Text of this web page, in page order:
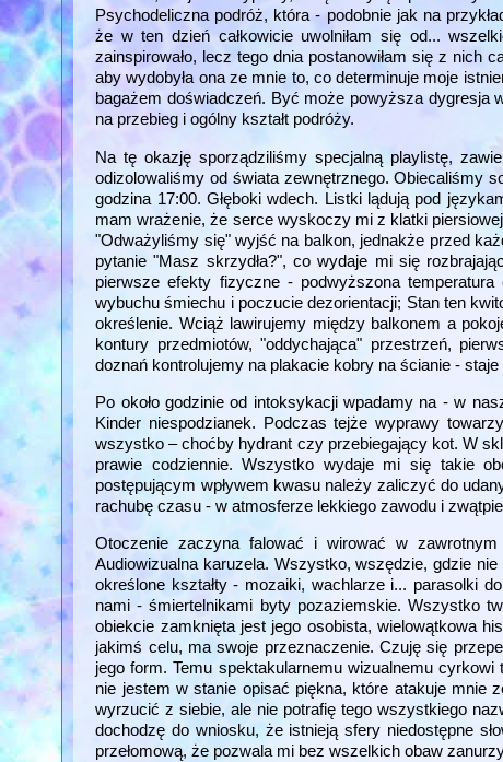
Psychodeliczna podróż, która - podobnie jak na
że w ten dzień całkowicie uwolniłam się od...
zainspirowało, lecz tego dnia postanowiłam się z nich
aby wydobyła ona ze mnie to, co determinuje moje
bagażem doświadczeń. Być może powyższa dygresja
na przebieg i ogólny kształt podróży.
Na tę okazję sporządziliśmy specjalną playlistę,
odizolowaliśmy od świata zewnętrznego. Obiecaliśmy
godzina 17:00. Głęboki wdech. Listki lądują pod
mam wrażenie, że serce wyskoczy mi z klatki
"Odważyliśmy się" wyjść na balkon, jednakże przed
pytanie "Masz skrzydła?", co wydaje mi się
pierwsze efekty fizyczne - podwyższona
wybuchu śmiechu i poczucie dezorientacji; Stan ten
określenie. Wciąż lawirujemy między balkonem a
kontury przedmiotów, "oddychająca" przestrzeń,
doznań kontrolujemy na plakacie kobry na ścianie -
Po około godzinie od intoksykacji wpadamy na - w
Kinder niespodzianek. Podczas tejże wyprawy
wszystko – choćby hydrant czy przebiegający kot. W
prawie codziennie. Wszystko wydaje mi się takie
postępującym wpływem kwasu należy zaliczyć do
rachubę czasu - w atmosferze lekkiego zawodu i
Otoczenie zaczyna falować i wirować w
Audiowizualna karuzela. Wszystko, wszędzie, gdzie
określone kształty - mozaiki, wachlarze i... parasolki
nami - śmiertelnikami byty pozaziemskie. Wszystko
obiekcie zamknięta jest jego osobista, wielowątkowa
jakimś celu, ma swoje przeznaczenie. Czuję się
jego form. Temu spektakularnemu wizualnemu
nie jestem w stanie opisać piękna, które atakuje mnie
wyrzucić z siebie, ale nie potrafię tego wszystkiego
dochodzę do wniosku, że istnieją sfery niedostępne
przełomową, że pozwala mi bez wszelkich obaw